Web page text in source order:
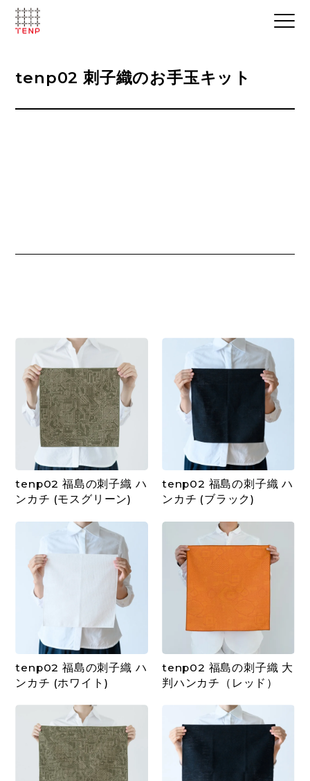
tenp02 刺子織のお手玉キット
tenp02 福島の刺子織 ハ
ンカチ (モスグリーン)
tenp02 福島の刺子織 ハ
ンカチ (ブラック)
tenp02 福島の刺子織 ハ
ンカチ (ホワイト)
tenp02 福島の刺子織 大
判ハンカチ（レッド）